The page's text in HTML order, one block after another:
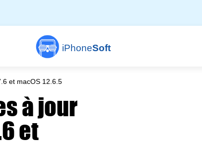
iPhoneSoft
et macOS 12.6.5
à jour
et